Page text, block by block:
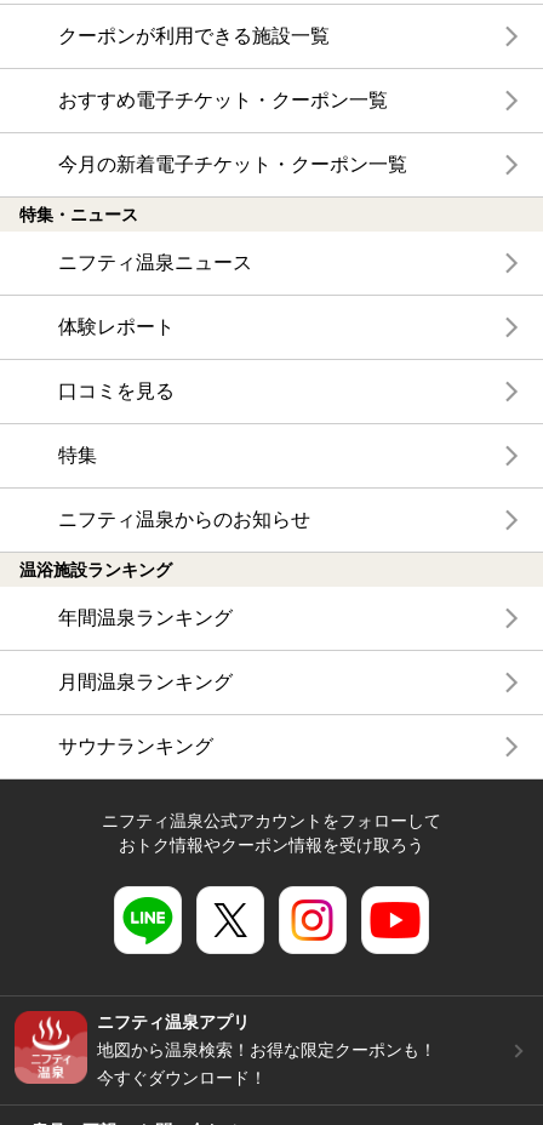
クーポンが利用できる施設一覧
おすすめ電子チケット・クーポン一覧
今月の新着電子チケット・クーポン一覧
特集・ニュース
ニフティ温泉ニュース
体験レポート
口コミを見る
特集
ニフティ温泉からのお知らせ
温浴施設ランキング
年間温泉ランキング
月間温泉ランキング
サウナランキング
ニフティ温泉公式アカウントをフォローして
おトク情報やクーポン情報を受け取ろう
ニフティ温泉アプリ
地図から温泉検索！お得な限定クーポンも！
今すぐダウンロード！